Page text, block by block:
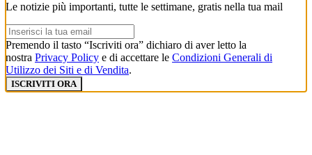
Le notizie più importanti, tutte le settimane, gratis nella tua mail
Premendo il tasto “Iscriviti ora” dichiaro di aver letto la
nostra Privacy Policy e di accettare le Condizioni Generali di
Utilizzo dei Siti e di Vendita.
ISCRIVITI ORA